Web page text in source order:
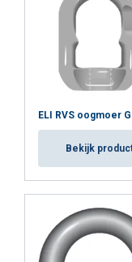
ELI RVS oogmoer
Bekijk